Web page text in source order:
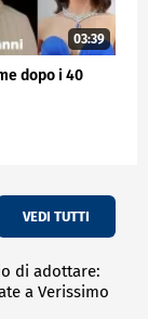
03:39
dopo i 40
VEDI TUTTI
di adottare:
a Verissimo